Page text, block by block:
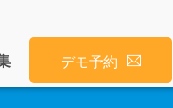
デモ予約